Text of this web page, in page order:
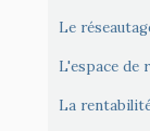
Le
L'espace de
La